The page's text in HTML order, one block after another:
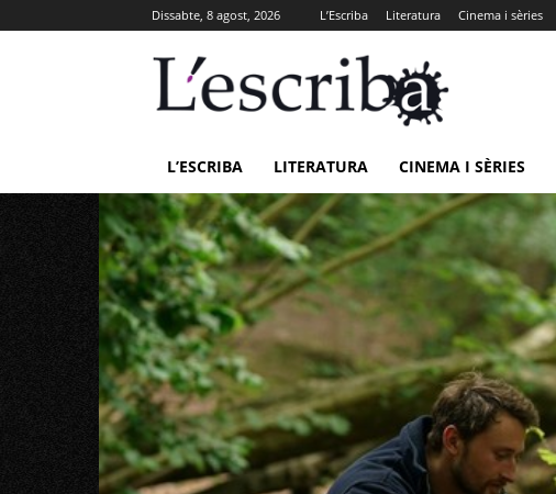
Dissabte, 8 agost, 2026 L’Escriba Literatura Cinema i sèries
L’ESCRIBA LITERATURA CINEMA I SÈRIES